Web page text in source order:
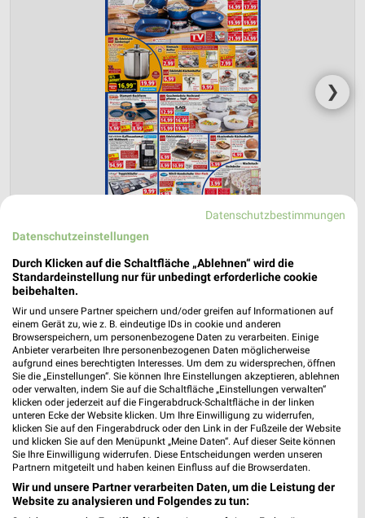
❯
NORMA Prospekt für Altdorf ab Mo. den
10.08.
Gültig von 10. Aug. bis 15. Aug.
📅 Kalendereintrag erstellen
PROSPEKT BLÄTTERN
ANGEBOTE AB MITTWOCH FITNESS GETRÄNKE FLEISCH &
Datenschutzbestimmungen
Datenschutzeinstellungen
Durch Klicken auf die Schaltfläche „Ablehnen“ wird die
Standardeinstellung nur für unbedingt erforderliche cookie
beibehalten.
Wir und unsere Partner speichern und/oder greifen auf Informationen auf
einem Gerät zu, wie z. B. eindeutige IDs in cookie und anderen
Browserspeichern, um personenbezogene Daten zu verarbeiten. Einige
Anbieter verarbeiten Ihre personenbezogenen Daten möglicherweise
aufgrund eines berechtigten Interesses. Um dem zu widersprechen, öffnen
Sie die „Einstellungen“. Sie können Ihre Einstellungen akzeptieren, ablehnen
oder verwalten, indem Sie auf die Schaltfläche „Einstellungen verwalten“
klicken oder jederzeit auf die Fingerabdruck-Schaltfläche in der linken
unteren Ecke der Website klicken. Um Ihre Einwilligung zu widerrufen,
klicken Sie auf den Fingerabdruck oder den Link in der Fußzeile der Website
und klicken Sie auf den Menüpunkt „Meine Daten“. Auf dieser Seite können
Sie Ihre Einwilligung widerrufen. Diese Entscheidungen werden unseren
Partnern mitgeteilt und haben keinen Einfluss auf die Browserdaten.
Wir und unsere Partner verarbeiten Daten, um die Leistung der
Website zu analysieren und Folgendes zu tun: